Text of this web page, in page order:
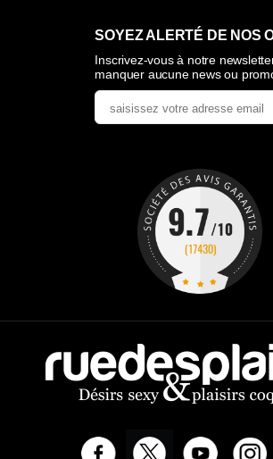
SOYEZ ALERTÉ DE NOS
Inscrivez-vous à notre
manquer aucune news ou